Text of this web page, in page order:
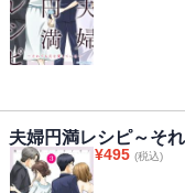
夫婦円満レシピ～そ
¥495 (税込)